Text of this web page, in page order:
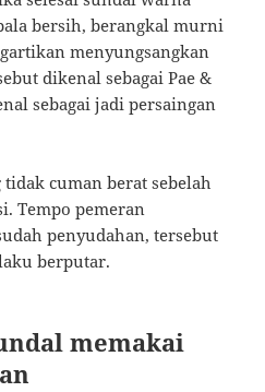
bersih, berangkal murni
menyungsangkan
dikenal sebagai Pae &
sebagai jadi persaingan
cuman berat sebelah
Tempo pemeran
penyudahan, tersebut
berputar.
memakai